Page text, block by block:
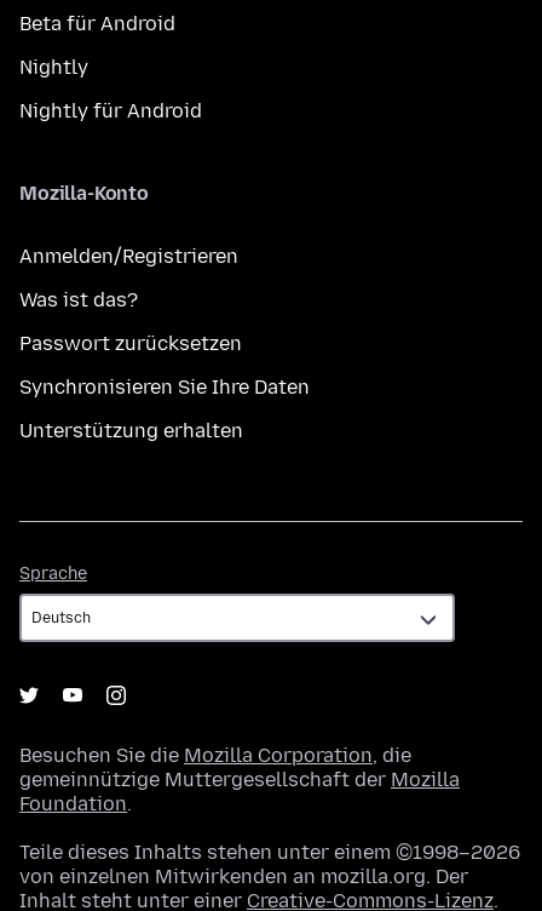
Beta für Android
Nightly
Nightly für Android
Mozilla-Konto
Anmelden/Registrieren
Was ist das?
Passwort zurücksetzen
Synchronisieren Sie Ihre Daten
Unterstützung erhalten
Sprache
Besuchen Sie die Mozilla Corporation, die
gemeinnützige Muttergesellschaft der Mozilla
Foundation.
Teile dieses Inhalts stehen unter einem ©1998–2026
von einzelnen Mitwirkenden an mozilla.org. Der
Inhalt steht unter einer Creative-Commons-Lizenz.